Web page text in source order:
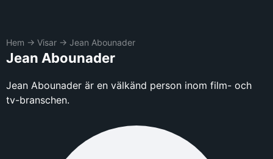
Hem → Visar → Jean Abounader
Jean Abounader
Jean Abounader är en välkänd person inom film- och
tv-branschen.